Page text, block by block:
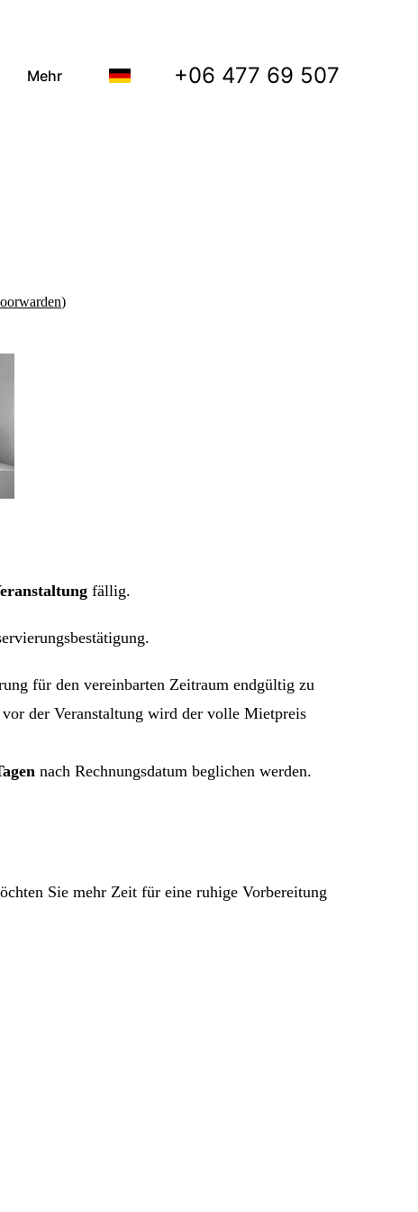
Mehr +06 477 69 507
)
fällig.
für den vereinbarten Zeitraum endgültig zu
vor der Veranstaltung wird der volle Mietpreis
nach Rechnungsdatum beglichen werden.
Sie mehr Zeit für eine ruhige Vorbereitung